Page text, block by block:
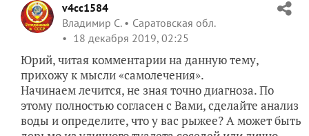
v4cc1584
Владимир С.
Саратовская обл.
18 декабря 2019, 02:25
Юрий, читая комментарии на данную тему,
прихожу к мысли «самолечения».
Начинаем лечится, не зная точно диагноза. По
этому полностью согласен с Вами, сделайте анализ
воды и определите, что у вас рыжее? А может быть